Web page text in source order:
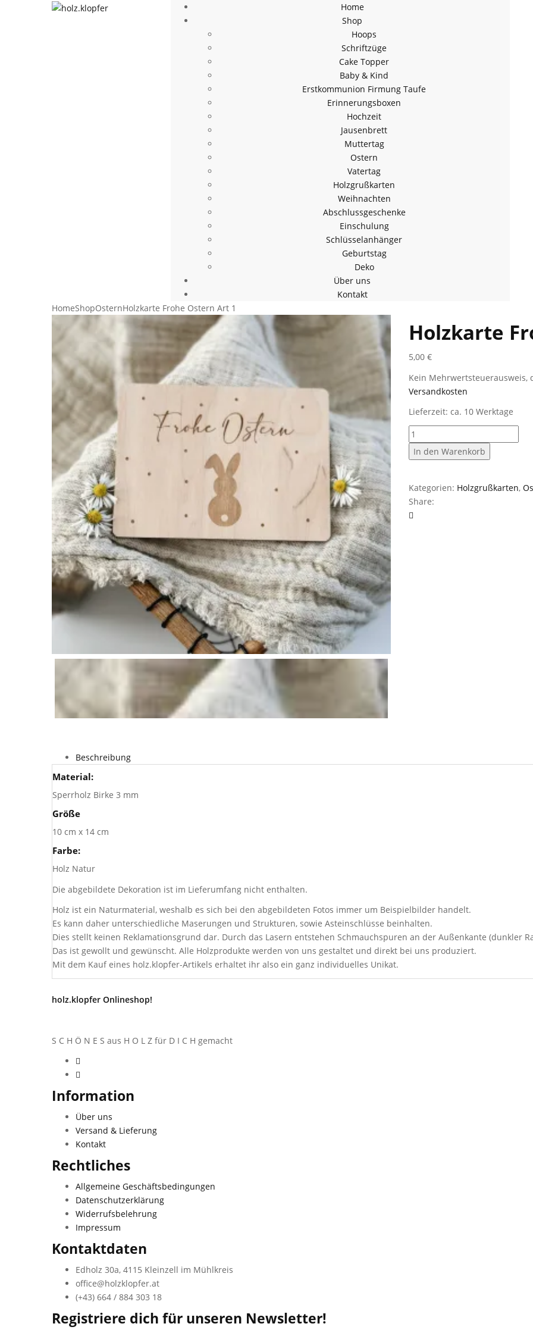
Home
Shop
Hoops
Schriftzüge
Cake Topper
Baby & Kind
Erstkommunion Firmung Taufe
Erinnerungsboxen
Hochzeit
Jausenbrett
Muttertag
Ostern
Vatertag
Holzgrußkarten
Weihnachten
Abschlussgeschenke
Einschulung
Schlüsselanhänger
Geburtstag
Deko
Über uns
Kontakt
HomeShopOsternHolzkarte Frohe Ostern Art 1
Holzkarte
5,00 €
Kein Mehrwertsteuerausweis,
Versandkosten
Lieferzeit: ca. 10 Werktage
Holzkarte
Frohe
Ostern
1
Menge
In den Warenkorb
Kategorien: Holzgrußkarten,
Share:
Beschreibung
Material:
Sperrholz Birke 3 mm
Größe
10 cm x 14 cm
Farbe:
Holz Natur
Die abgebildete Dekoration ist im Lieferumfang nicht enthalten.
Holz ist ein Naturmaterial, weshalb es sich bei den abgebildeten Fotos immer um Beispielbilder handelt.
Es kann daher unterschiedliche Maserungen und Strukturen, sowie Asteinschlüsse beinhalten.
Dies stellt keinen Reklamationsgrund dar. Durch das Lasern entstehen Schmauchspuren an der Außenkante (dunkler
Das ist gewollt und gewünscht. Alle Holzprodukte werden von uns gestaltet und direkt bei uns produziert.
Mit dem Kauf eines holz.klopfer-Artikels erhaltet ihr also ein ganz individuelles Unikat.
holz.klopfer Onlineshop!
S C H Ö N E S aus H O L Z für D I C H gemacht
Information
Über uns
Versand & Lieferung
Kontakt
Rechtliches
Allgemeine Geschäftsbedingungen
Datenschutzerklärung
Widerrufsbelehrung
Impressum
Kontaktdaten
Edholz 30a, 4115 Kleinzell im Mühlkreis
office@holzklopfer.at
(+43) 664 / 884 303 18
Registriere dich für unseren Newsletter!